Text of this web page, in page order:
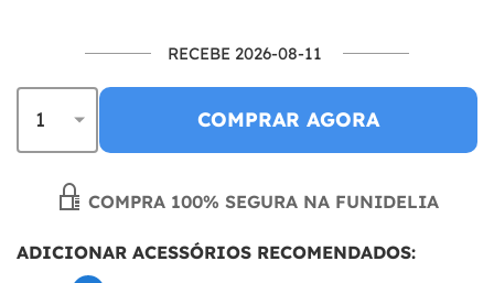
RECEBE 2026-08-11
COMPRAR AGORA
COMPRA 100% SEGURA NA FUNIDELIA
ADICIONAR ACESSÓRIOS RECOMENDADOS: